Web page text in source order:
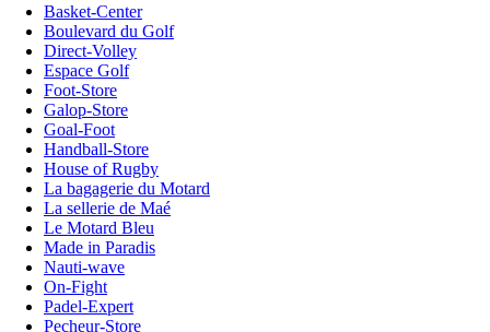
Basket-Center
Boulevard du Golf
Direct-Volley
Espace Golf
Foot-Store
Galop-Store
Goal-Foot
Handball-Store
House of Rugby
La bagagerie du Motard
La sellerie de Maé
Le Motard Bleu
Made in Paradis
Nauti-wave
On-Fight
Padel-Expert
Pecheur-Store